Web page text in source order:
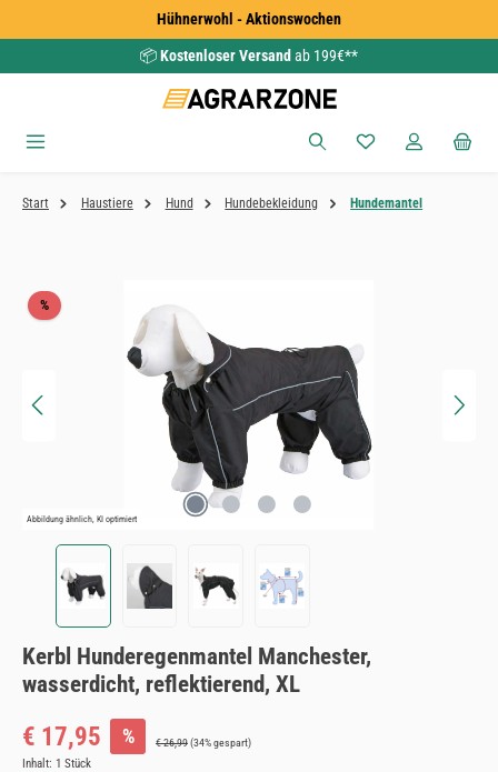
Zum Hauptinhalt springenHühnerwohl - Aktionswochen
📦Kostenloser Versand ab 199€**
Du hast 0
Start Haustiere Hund Hundebekleidung Hundemantel
Bildergalerie überspringen
%Rabatt
Abbildung ähnlich, KI optimiert
Kerbl Hunderegenmantel Manchester,
wasserdicht, reflektierend, XL
Verkaufspreis:
€ 17,95 % Regulärer Preis:
€ 26,99(34% gespart)
Inhalt: 1 Stück